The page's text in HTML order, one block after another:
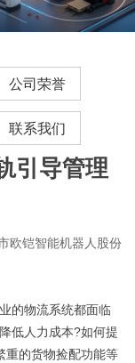
公司荣誉
联系我们
引导管理
欧铠智能机器人股份
的物流系统都面临
低人力成本?如何提
重的货物捡配功能等